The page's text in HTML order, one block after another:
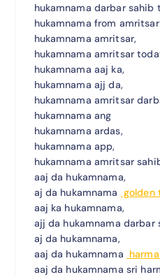
hukamnama darbar sahib
hukamnama from
hukamnama amritsar,
hukamnama amritsar
hukamnama aaj ka,
hukamnama ajj da,
hukamnama amritsar
hukamnama ang
hukamnama ardas,
hukamnama app,
hukamnama amritsar
aaj da hukamnama,
aj da hukamnama golden
aaj ka hukamnama,
ajj da hukamnama darbar
aj da hukamnama,
aaj da hukamnama
aaj da hukamnama sri